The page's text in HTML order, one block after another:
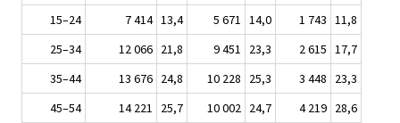
15–24 7 414 13,4 5 671 14,0 1 743 11,8
25–34
12 066 21,8 9 451 23,3 2 615 17,7
35–44
13 676 24,8 10 228 25,3 3 448
23,3
45–54
14 221 25,7 10 002 24,7 4 219 28,6